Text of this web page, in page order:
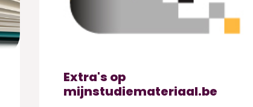
Extra's op
mijnstudiemateriaal.be